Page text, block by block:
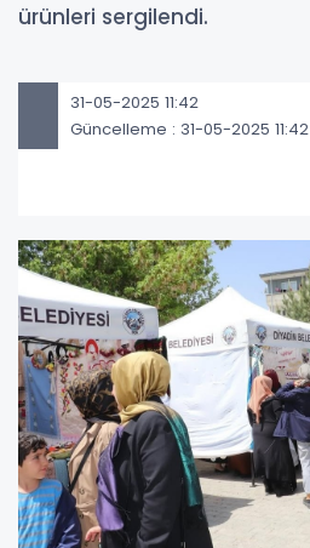
ürünleri sergilendi.
31-05-2025 11:42
Güncelleme : 31-05-2025 11:42